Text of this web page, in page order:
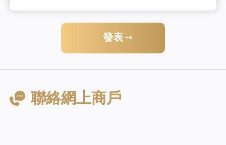
發表
聯絡網上商戶